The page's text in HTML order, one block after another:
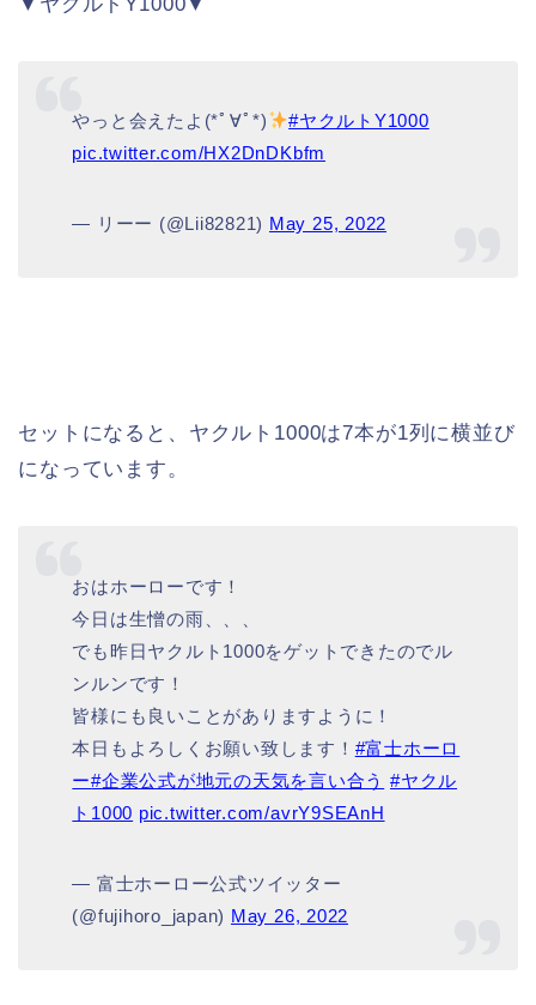
やっと会えたよ(*ﾟ∀ﾟ*)
#ヤクルトY1000
pic.twitter.com/HX2DnDKbfm
— リーー (@Lii82821) May 25, 2022
セットになると、ヤクルト1000は7本が1列に横並び
になっています。
おはホーローです！
今日は生憎の雨、、、
でも昨日ヤクルト1000をゲットできたのでル
ンルンです！
皆様にも良いことがありますように！
本日もよろしくお願い致します！ #富士ホーロ
ー#企業公式が地元の天気を言い合う #ヤクル
ト1000 pic.twitter.com/avrY9SEAnH
— 富士ホーロー公式ツイッター
(@fujihoro_japan) May 26, 2022